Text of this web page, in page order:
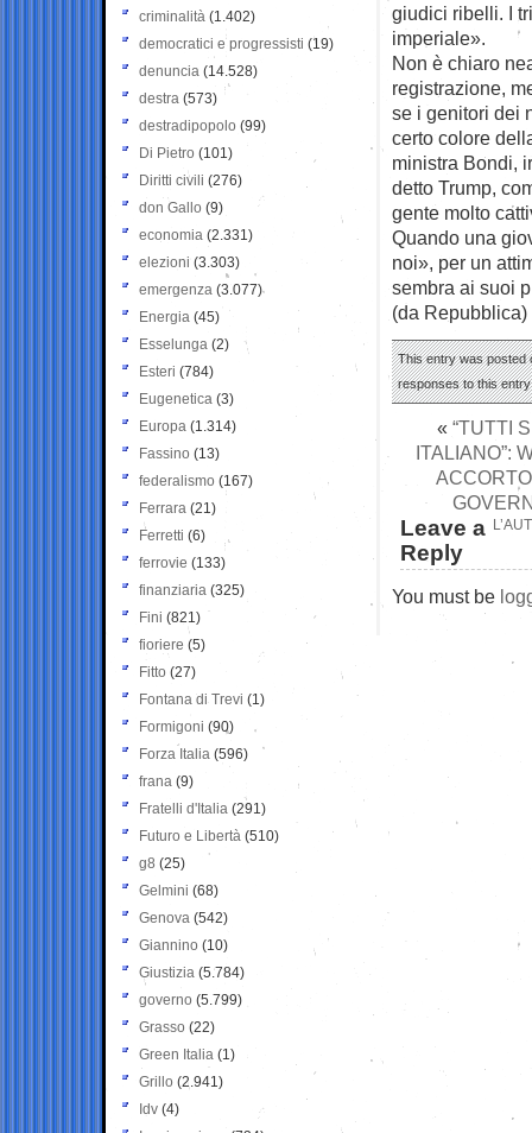
giudici ribelli. I
imperiale».
Non è chiaro
registrazione,
se i genitori dei
certo colore
ministra Bondi,
detto Trump,
gente molto
Quando una
noi», per un
sembra ai suoi
(da Repubblica)
This entry was posted
responses to this
« “TUTTI
ITALIANO”:
Leave a
Reply
You must be
criminalità (1.402)
democratici e progressisti (19)
denuncia (14.528)
destra (573)
destradipopolo (99)
Di Pietro (101)
Diritti civili (276)
don Gallo (9)
economia (2.331)
elezioni (3.303)
emergenza (3.077)
Energia (45)
Esselunga (2)
Esteri (784)
Eugenetica (3)
Europa (1.314)
Fassino (13)
federalismo (167)
Ferrara (21)
Ferretti (6)
ferrovie (133)
finanziaria (325)
Fini (821)
fioriere (5)
Fitto (27)
Fontana di Trevi (1)
Formigoni (90)
Forza Italia (596)
frana (9)
Fratelli d'Italia (291)
Futuro e Libertà (510)
g8 (25)
Gelmini (68)
Genova (542)
Giannino (10)
Giustizia (5.784)
governo (5.799)
Grasso (22)
Green Italia (1)
Grillo (2.941)
Idv (4)